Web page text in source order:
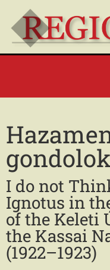
I do not
Ignotus in
of the Keleti
the Kassai
(1922–1923)